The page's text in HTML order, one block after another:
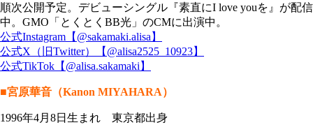
順次公開予定。デビューシングル『素直にI love youを』が配信
中。GMO「とくとくBB光」のCMに出演中。
公式Instagram【@sakamaki.alisa】
公式X（旧Twitter）【@alisa2525_10923】
公式TikTok【@alisa.sakamaki】
■宮原華音（Kanon MIYAHARA）
1996年4月8日生まれ 東京都出身